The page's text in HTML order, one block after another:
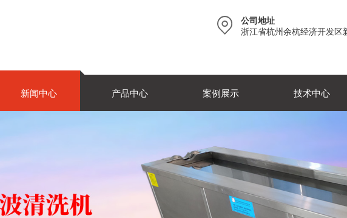
公司地址
浙江省杭州余杭经济开发区
新闻中心 产品中心 案例展示 技术中心